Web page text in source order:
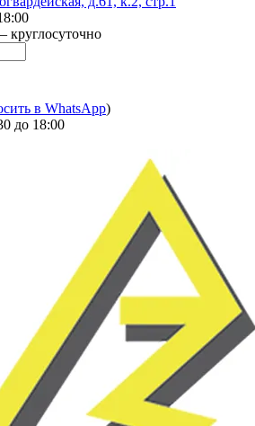
круглосуточно
в WhatsApp)
до 18:00